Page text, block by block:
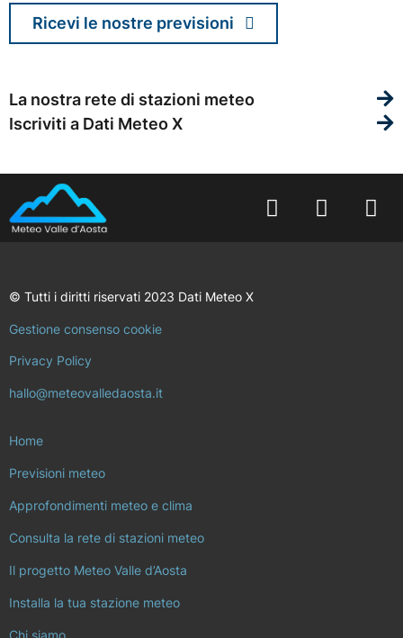
Ricevi le nostre previsioni
La nostra rete di stazioni meteo
Iscriviti a Dati Meteo X
© Tutti i diritti riservati 2023 Dati Meteo X
Gestione consenso cookie
Privacy Policy
hallo@meteovalledaosta.it
Home
Previsioni meteo
Approfondimenti meteo e clima
Consulta la rete di stazioni meteo
Il progetto Meteo Valle d’Aosta
Installa la tua stazione meteo
Chi siamo